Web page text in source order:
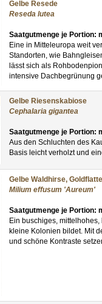
Gelbe Resede
Reseda lutea
Saatgutmenge je Portion:
Eine in Mitteleuropa weit
Standorten, wie
lässt sich als
intensive Dachbegrünung
Gelbe Riesenskabiose
Cephalaria gigantea
Saatgutmenge je Portion:
Aus den Schluchten des
Basis leicht verholzt und
Gelbe Waldhirse,
Milium effusum 'Aureum'
Saatgutmenge je Portion:
Ein buschiges,
kleine Kolonien bildet. Mit
und schöne Kontraste